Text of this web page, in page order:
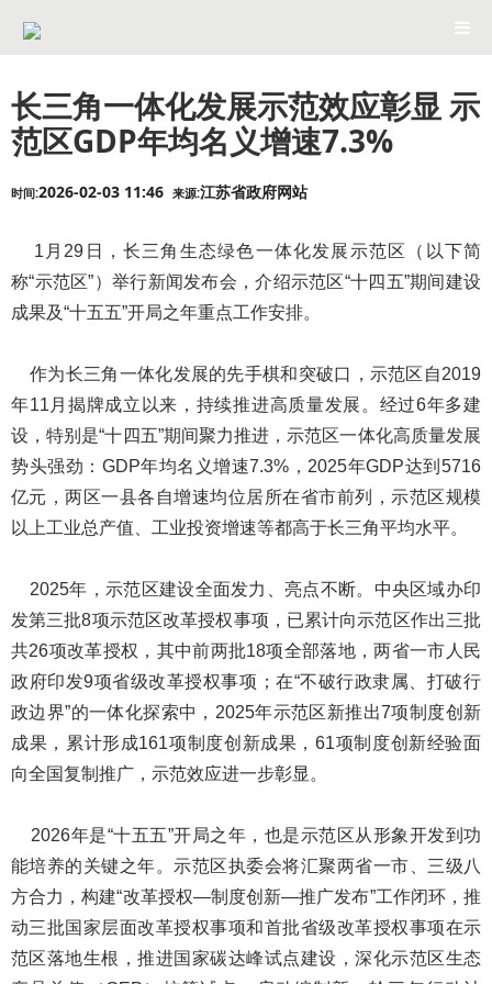
长三角一体化发展示范效应彰显 示
范区GDP年均名义增速7.3%
时间:2026-02-03 11:46 来源:江苏省政府网站
1月29日，长三角生态绿色一体化发展示范区（以下简
称“示范区”）举行新闻发布会，介绍示范区“十四五”期间建设
成果及“十五五”开局之年重点工作安排。
作为长三角一体化发展的先手棋和突破口，示范区自2019
年11月揭牌成立以来，持续推进高质量发展。经过6年多建
设，特别是“十四五”期间聚力推进，示范区一体化高质量发展
势头强劲：GDP年均名义增速7.3%，2025年GDP达到5716
亿元，两区一县各自增速均位居所在省市前列，示范区规模
以上工业总产值、工业投资增速等都高于长三角平均水平。
2025年，示范区建设全面发力、亮点不断。中央区域办印
发第三批8项示范区改革授权事项，已累计向示范区作出三批
共26项改革授权，其中前两批18项全部落地，两省一市人民
政府印发9项省级改革授权事项；在“不破行政隶属、打破行
政边界”的一体化探索中，2025年示范区新推出7项制度创新
成果，累计形成161项制度创新成果，61项制度创新经验面
向全国复制推广，示范效应进一步彰显。
2026年是“十五五”开局之年，也是示范区从形象开发到功
能培养的关键之年。示范区执委会将汇聚两省一市、三级八
方合力，构建“改革授权—制度创新—推广发布”工作闭环，推
动三批国家层面改革授权事项和首批省级改革授权事项在示
范区落地生根，推进国家碳达峰试点建设，深化示范区生态